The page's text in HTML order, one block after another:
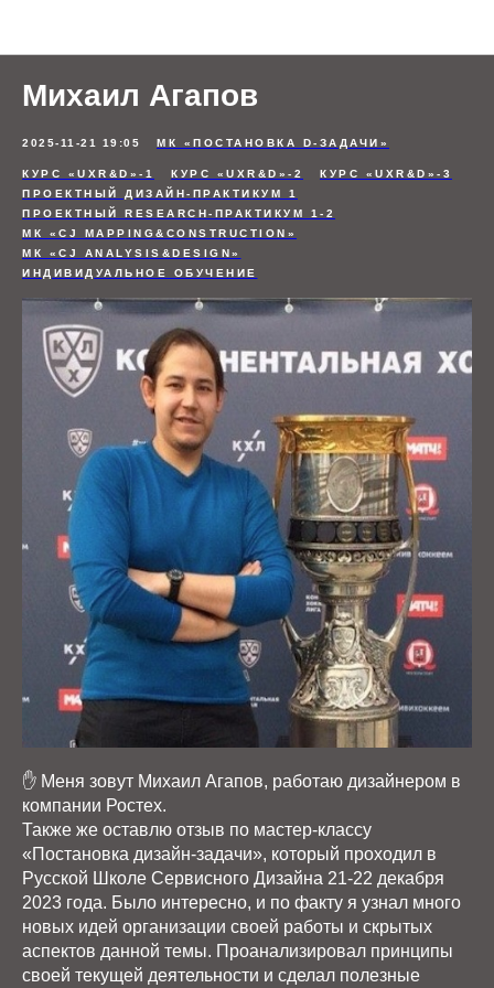
Михаил Агапов
2025-11-21 19:05 МК «ПОСТАНОВКА D-ЗАДАЧИ»
КУРС «UXR&D»-1 КУРС «UXR&D»-2
КУРС «UXR&D»-3
ПРОЕКТНЫЙ ДИЗАЙН-ПРАКТИКУМ 1
ПРОЕКТНЫЙ RESEARCH-ПРАКТИКУМ 1-2
МК «CJ MAPPING&CONSTRUCTION»
МК «CJ ANALYSIS&DESIGN»
ИНДИВИДУАЛЬНОЕ ОБУЧЕНИЕ
✋ Меня зовут Михаил Агапов, работаю дизайнером в
компании Ростех.
Также же оставлю отзыв по мастер-классу
«Постановка дизайн-задачи», который проходил в
Русской Школе Сервисного Дизайна 21-22 декабря
2023 года. Было интересно, и по факту я узнал много
новых идей организации своей работы и скрытых
аспектов данной темы. Проанализировал принципы
своей текущей деятельности и сделал полезные